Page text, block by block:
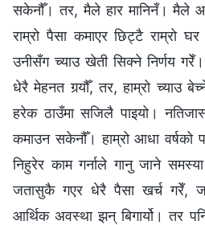
सकेनौँ। तर, मैले हार मानिनँ। मैले
राम्रो पैसा कमाएर छिट्टै राम्रो
उनीसँग च्याउ खेती सिक्ने निर्णय
धेरै मेहनत गर्‍यौँ, तर, हाम्रो च्याउ
हरेक ठाउँमा सजिलै पाइयो।
कमाउन सकेनौँ। हाम्रो आधा वर्षको
निहुरेर काम गर्नाले गानु जाने
जतासुकै गएर धेरै पैसा खर्च गरेँ,
आर्थिक अवस्था झन् बिगार्यो। तर